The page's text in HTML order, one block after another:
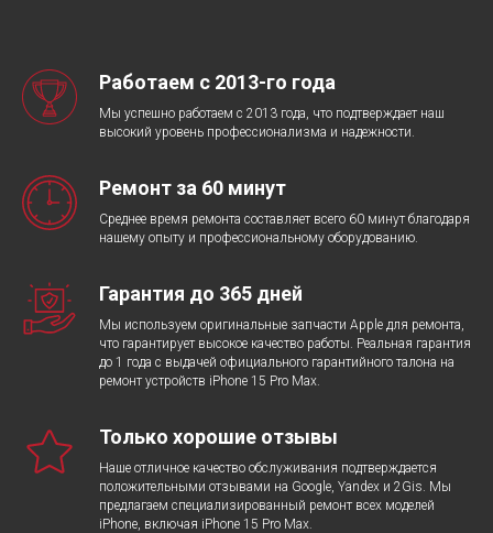
Работаем с 2013-го года
Мы успешно работаем с 2013 года, что подтверждает наш
высокий уровень профессионализма и надежности.
Ремонт за 60 минут
Среднее время ремонта составляет всего 60 минут благодаря
нашему опыту и профессиональному оборудованию.
Гарантия до 365 дней
Мы используем оригинальные запчасти Apple для ремонта,
что гарантирует высокое качество работы. Реальная гарантия
до 1 года с выдачей официального гарантийного талона на
ремонт устройств iPhone 15 Pro Max.
Только хорошие отзывы
Наше отличное качество обслуживания подтверждается
положительными отзывами на Google, Yandex и 2Gis. Мы
предлагаем специализированный ремонт всех моделей
iPhone, включая iPhone 15 Pro Max.